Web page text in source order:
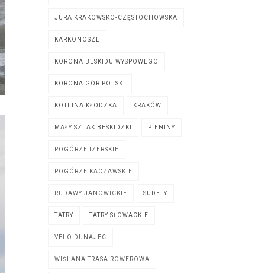
JURA KRAKOWSKO-CZĘSTOCHOWSKA
KARKONOSZE
KORONA BESKIDU WYSPOWEGO
KORONA GÓR POLSKI
KOTLINA KŁODZKA KRAKÓW
MAŁY SZLAK BESKIDZKI PIENINY
POGÓRZE IZERSKIE
POGÓRZE KACZAWSKIE
RUDAWY JANOWICKIE SUDETY
TATRY TATRY SŁOWACKIE
VELO DUNAJEC
WIŚLANA TRASA ROWEROWA